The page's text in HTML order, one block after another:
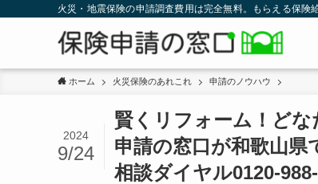
火災・地震保険の申請調査費用は完全無料。もらえる保険
ホーム 火災保険のあれこれ 申請のノウハウ
賢くリフォーム！ど
申請の窓口が和歌山
相談ダイヤル0120-
2024
9/24